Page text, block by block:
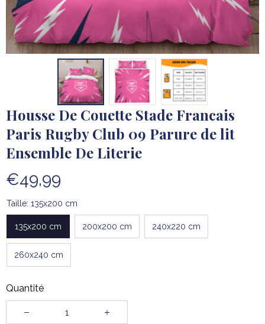
Housse De Couette Stade Francais
Paris Rugby Club 09 Parure de lit
Ensemble De Literie
€49,99
Taille: 135x200 cm
135x200 cm 200x200 cm 240x220 cm
260x240 cm
Quantité